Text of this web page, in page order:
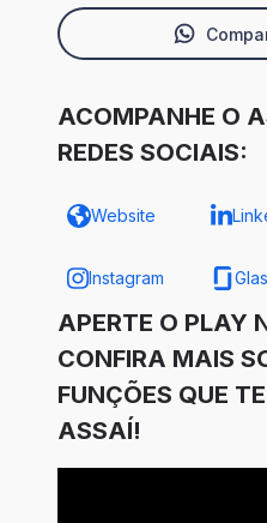
ACOMPANHE O
REDES SOCIAIS:
Website
Instagram
APERTE O PLAY
CONFIRA MAIS
FUNÇÕES QUE
ASSAÍ!